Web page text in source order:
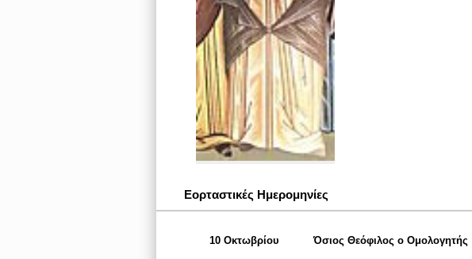
Εορταστικές Ημερομηνίες
10 Οκτωβρίου Όσιος Θεόφιλος ο Ομολογητής